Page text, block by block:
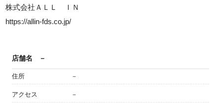
株式会社ＡＬＬ ＩＮ
https://allin-fds.co.jp/
店舗名 －
住所 －
アクセス －